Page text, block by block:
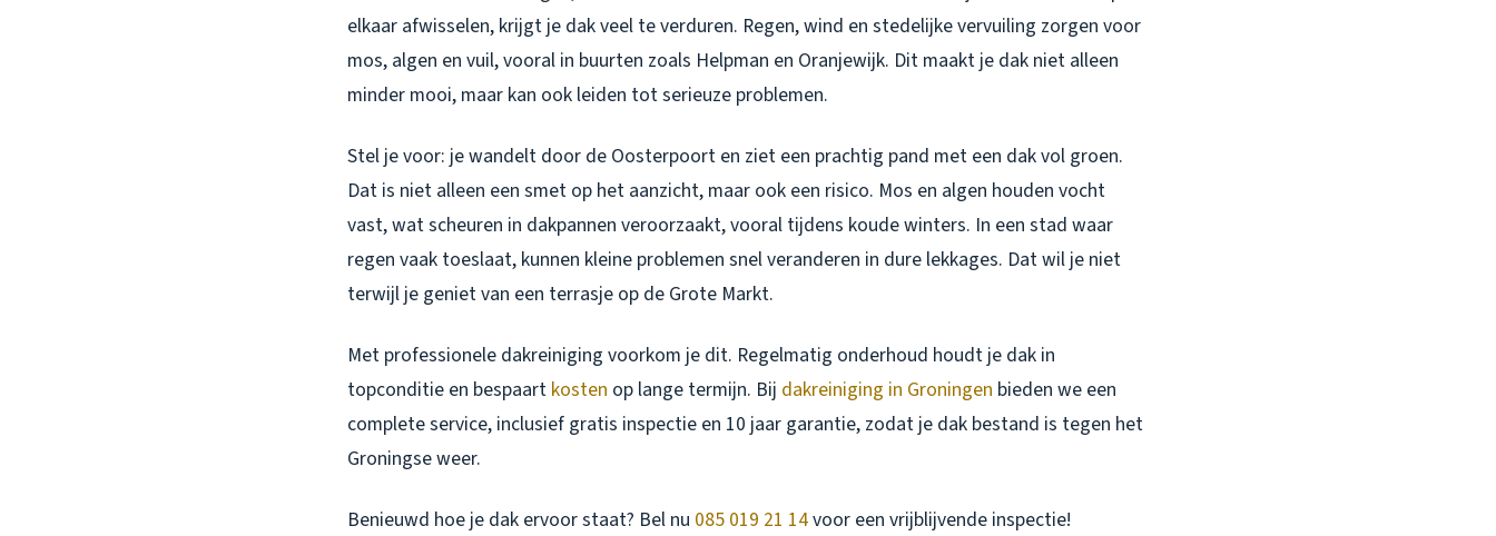
elkaar afwisselen, krijgt je dak veel te verduren. Regen, wind en stedelijke vervuiling zorgen voor
mos, algen en vuil, vooral in buurten zoals Helpman en Oranjewijk. Dit maakt je dak niet alleen
minder mooi, maar kan ook leiden tot serieuze problemen.
Stel je voor: je wandelt door de Oosterpoort en ziet een prachtig pand met een dak vol groen.
Dat is niet alleen een smet op het aanzicht, maar ook een risico. Mos en algen houden vocht
vast, wat scheuren in dakpannen veroorzaakt, vooral tijdens koude winters. In een stad waar
regen vaak toeslaat, kunnen kleine problemen snel veranderen in dure lekkages. Dat wil je niet
terwijl je geniet van een terrasje op de Grote Markt.
Met professionele dakreiniging voorkom je dit. Regelmatig onderhoud houdt je dak in
topconditie en bespaart kosten op lange termijn. Bij dakreiniging in Groningen bieden we een
complete service, inclusief gratis inspectie en 10 jaar garantie, zodat je dak bestand is tegen het
Groningse weer.
Benieuwd hoe je dak ervoor staat? Bel nu 085 019 21 14voor een vrijblijvende inspectie!